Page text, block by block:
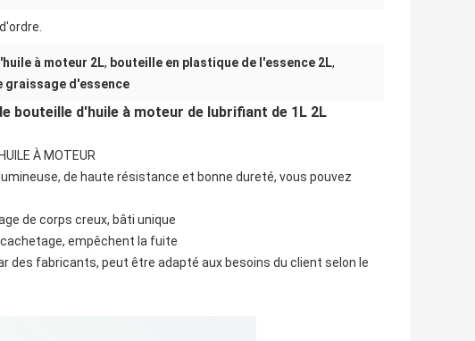
à moteur 2L, bouteille en plastique de l'essence 2L,
graissage d'essence
bouteille d'huile à moteur de lubrifiant de 1L 2L
À MOTEUR
de haute résistance et bonne dureté, vous pouvez
de corps creux, bâti unique
empêchent la fuite
des fabricants, peut être adapté aux besoins du client selon le